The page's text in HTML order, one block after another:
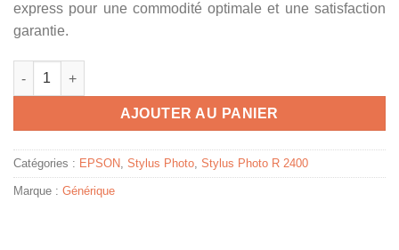
express pour une commodité optimale et une satisfaction
garantie.
quantité de C13T05944010 / T0594 - cartouche compatible
AJOUTER AU PANIER
Catégories : EPSON, Stylus Photo, Stylus Photo R 2400
Marque : Générique